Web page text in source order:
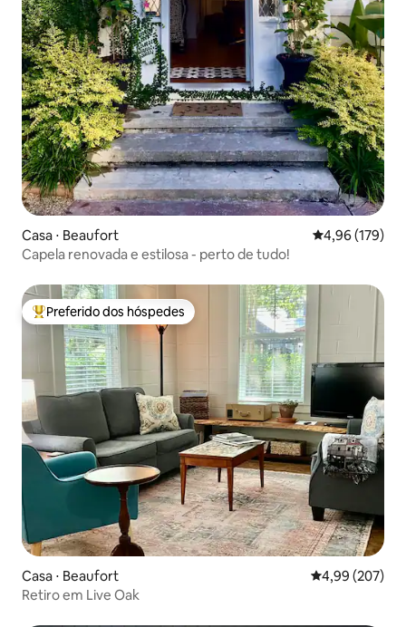
Casa ⋅ Beaufort 4,96 de uma
4,96 (179)
Capela renovada e estilosa - perto de tudo!
Entre os melhores preferidos dos hóspedes
Preferido dos hóspedes
Casa ⋅ Beaufort 4,99 de uma
4,99 (207)
Retiro em Live Oak